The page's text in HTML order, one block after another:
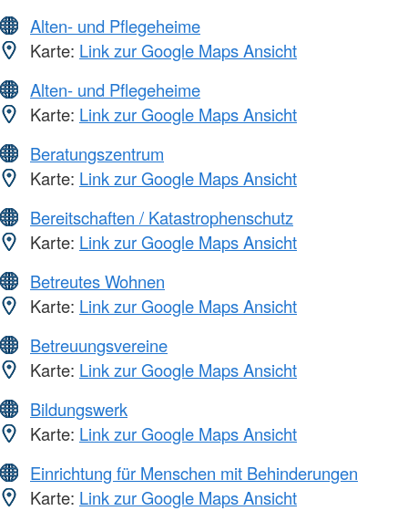
Alten- und Pflegeheime
Karte: Link zur Google Maps Ansicht
Alten- und Pflegeheime
Karte: Link zur Google Maps Ansicht
Beratungszentrum
Karte: Link zur Google Maps Ansicht
Bereitschaften / Katastrophenschutz
Karte: Link zur Google Maps Ansicht
Betreutes Wohnen
Karte: Link zur Google Maps Ansicht
Betreuungsvereine
Karte: Link zur Google Maps Ansicht
Bildungswerk
Karte: Link zur Google Maps Ansicht
Einrichtung für Menschen mit Behinderungen
Karte: Link zur Google Maps Ansicht